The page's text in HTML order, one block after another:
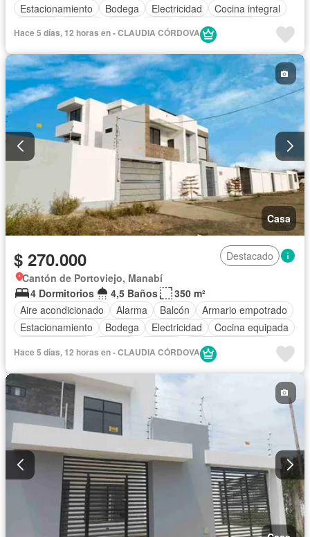
Estacionamiento
Bodega Electricidad
Cocina integral
Patio
Área para niños
Garita de guardianía
Piscina
Wifi Parcialmente amoblado
Hace 5 días, 12 horas en - CLAUDIA CÓRDOVA
Casa
$ 270.000
Destacado
Cantón de Portoviejo, Manabí
4 Dormitorios
4,5 Baños
350 m²
Aire acondicionado
Alarma Balcón
Armario empotrado
Estacionamiento
Bodega Electricidad
Cocina equipada
Jacuzzi
Vista panorámica
Área para niños
Conserje
Acceso para personas con discapacidad
Parrilla
Seguridad Piscina
Parcialmente amoblado
Hace 5 días, 12 horas en - CLAUDIA CÓRDOVA